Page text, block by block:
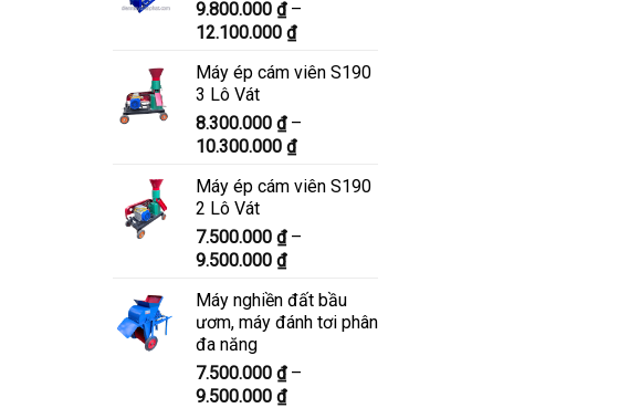
đến
7.600.000 ₫
9.800.000 ₫ –
12.100.000 ₫Khoảng
từ
đến
12.100.000 ₫
Máy ép cám viên S190
3 Lô Vát
8.300.000 ₫ –
10.300.000 ₫Khoảng
từ
đến
Máy ép cám viên S190
2 Lô Vát
7.500.000 ₫ –
9.500.000 ₫Khoảng
từ
7.500.000 ₫
9.500.000 ₫
Máy nghiền đất bầu
ươm, máy đánh tơi phân
đa năng
7.500.000 ₫ –
9.500.000 ₫Khoảng